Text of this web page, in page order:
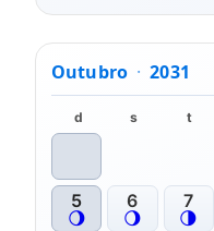
Outubro · 2031
d s t
5
🌖
6
🌖
7
🌗